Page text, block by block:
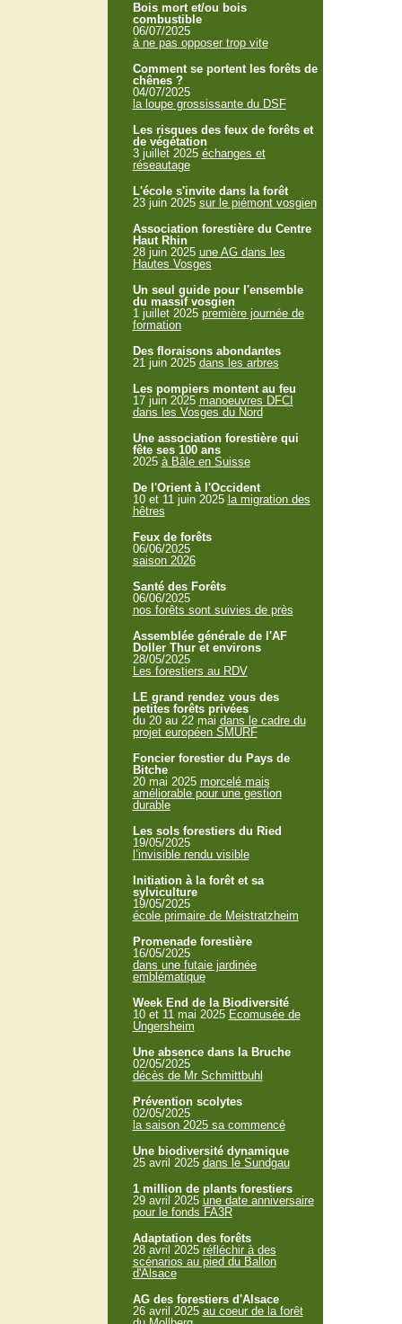
Bois mort et/ou bois
combustible
06/07/2025
à ne pas opposer trop vite
Comment se portent les forêts de
chênes ?
04/07/2025
la loupe grossissante du DSF
Les risques des feux de forêts et
de végétation
3 juillet 2025 échanges et
réseautage
L'école s'invite dans la forêt
23 juin 2025 sur le piémont vosgien
Association forestière du Centre
Haut Rhin
28 juin 2025 une AG dans les
Hautes Vosges
Un seul guide pour l'ensemble
du massif vosgien
1 juillet 2025 première journée de
formation
Des floraisons abondantes
21 juin 2025 dans les arbres
Les pompiers montent au feu
17 juin 2025 manoeuvres DFCI
dans les Vosges du Nord
Une association forestière qui
fête ses 100 ans
2025 à Bâle en Suisse
De l'Orient à l'Occident
10 et 11 juin 2025 la migration des
hêtres
Feux de forêts
06/06/2025
saison 2026
Santé des Forêts
06/06/2025
nos forêts sont suivies de près
Assemblée générale de l'AF
Doller Thur et environs
28/05/2025
Les forestiers au RDV
LE grand rendez vous des
petites forêts privées
du 20 au 22 mai dans le cadre du
projet européen SMURF
Foncier forestier du Pays de
Bitche
20 mai 2025 morcelé mais
améliorable pour une gestion
durable
Les sols forestiers du Ried
19/05/2025
l’invisible rendu visible
Initiation à la forêt et sa
sylviculture
19/05/2025
école primaire de Meistratzheim
Promenade forestière
16/05/2025
dans une futaie jardinée
emblématique
Week End de la Biodiversité
10 et 11 mai 2025 Ecomusée de
Ungersheim
Une absence dans la Bruche
02/05/2025
décès de Mr Schmittbuhl
Prévention scolytes
02/05/2025
la saison 2025 sa commencé
Une biodiversité dynamique
25 avril 2025 dans le Sundgau
1 million de plants forestiers
29 avril 2025 une date anniversaire
pour le fonds FA3R
Adaptation des forêts
28 avril 2025 réfléchir à des
scénarios au pied du Ballon
d'Alsace
AG des forestiers d'Alsace
26 avril 2025 au coeur de la forêt